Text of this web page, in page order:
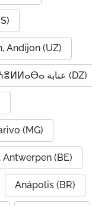
Andijon (UZ)
Annaba, ⵄⴻⵍⵍⴰⴱⴰ عنابة (DZ)
(MG)
(BE)
Anápolis (BR)